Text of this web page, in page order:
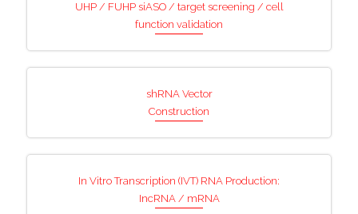
UHP / FUHP siASO / target screening / cell
function validation
shRNA Vector
Construction
In Vitro Transcription (IVT) RNA Production:
IncRNA / mRNA